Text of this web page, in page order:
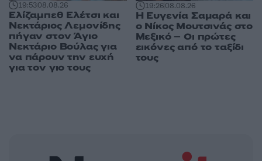
19:5308.08.26
Ελίζαμπεθ Ελέτσι και
Νεκτάριος Λεμονίδης
πήγαν στον Άγιο
Νεκτάριο Βούλας για
να πάρουν την ευχή
για τον γιο τους
19:2608.08.26
Η Ευγενία Σαμαρά και
ο Νίκος Μουτσινάς στο
Μεξικό – Οι πρώτες
εικόνες από το ταξίδι
τους